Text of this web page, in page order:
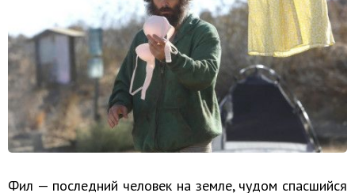
Фил — последний человек на земле, чудом спасшийся